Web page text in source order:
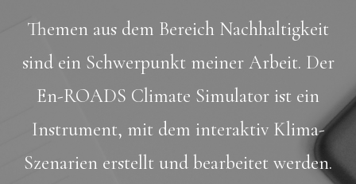
Themen aus dem Bereich Nachhaltigkeit
sind ein Schwerpunkt meiner Arbeit. Der
En-ROADS Climate Simulator ist ein
Instrument, mit dem interaktiv Klima-
Szenarien erstellt und bearbeitet werden.